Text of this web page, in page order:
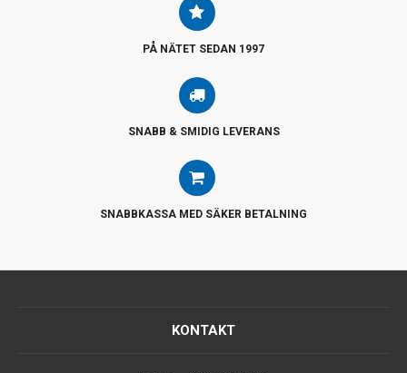
PÅ NÄTET SEDAN 1997
SNABB & SMIDIG LEVERANS
SNABBKASSA MED SÄKER BETALNING
KONTAKT